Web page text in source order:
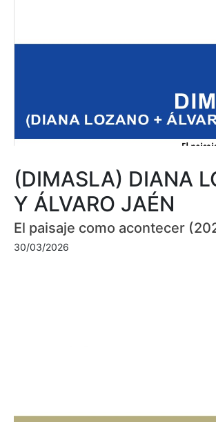
(DIMASLA) DIANA
Y ÁLVARO JAÉN
El paisaje como acontecer
30/03/2026